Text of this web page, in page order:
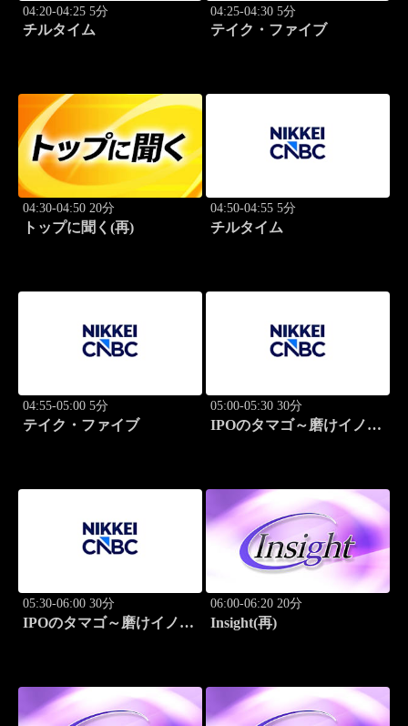
04:20-04:25 5分
チルタイム
04:25-04:30 5分
テイク・ファイブ
04:30-04:50 20分
トップに聞く(再)
04:50-04:55 5分
チルタイム
04:55-05:00 5分
テイク・ファイブ
05:00-05:30 30分
IPOのタマゴ～磨けイノベ
05:30-06:00 30分
IPOのタマゴ～磨けイノベ
06:00-06:20 20分
Insight(再)